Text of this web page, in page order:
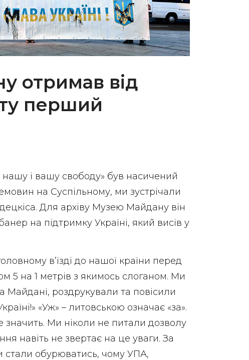
отримав від
перший
і вашу свободу» був насичений
на Суспільному, ми зустрічали
Для архіву Музею Майдану він
на підтримку Україні, який висів у
в’їзді до нашої країни перед
5 на 1 метрів з якимось слоганом. Ми
Майдані, роздрукували та повісили
«Уж» – литовською означає «за».
Ми ніколи не питали дозволу
навіть не звертає на це уваги. За
стали обурюватись, чому УПА,